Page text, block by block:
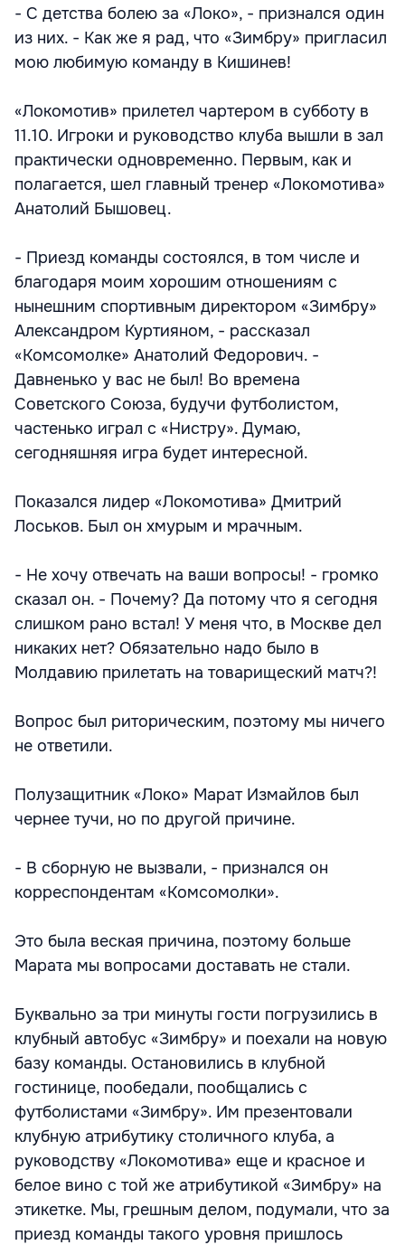
- С детства болею за «Локо», - признался один
из них. - Как же я рад, что «Зимбру» пригласил
мою любимую команду в Кишинев!
«Локомотив» прилетел чартером в субботу в
11.10. Игроки и руководство клуба вышли в зал
практически одновременно. Первым, как и
полагается, шел главный тренер «Локомотива»
Анатолий Бышовец.
- Приезд команды состоялся, в том числе и
благодаря моим хорошим отношениям с
нынешним спортивным директором «Зимбру»
Александром Куртияном, - рассказал
«Комсомолке» Анатолий Федорович. -
Давненько у вас не был! Во времена
Советского Союза, будучи футболистом,
частенько играл с «Нистру». Думаю,
сегодняшняя игра будет интересной.
Показался лидер «Локомотива» Дмитрий
Лоськов. Был он хмурым и мрачным.
- Не хочу отвечать на ваши вопросы! - громко
сказал он. - Почему? Да потому что я сегодня
слишком рано встал! У меня что, в Москве дел
никаких нет? Обязательно надо было в
Молдавию прилетать на товарищеский матч?!
Вопрос был риторическим, поэтому мы ничего
не ответили.
Полузащитник «Локо» Марат Измайлов был
чернее тучи, но по другой причине.
- В сборную не вызвали, - признался он
корреспондентам «Комсомолки».
Это была веская причина, поэтому больше
Марата мы вопросами доставать не стали.
Буквально за три минуты гости погрузились в
клубный автобус «Зимбру» и поехали на новую
базу команды. Остановились в клубной
гостинице, пообедали, пообщались с
футболистами «Зимбру». Им презентовали
клубную атрибутику столичного клуба, а
руководству «Локомотива» еще и красное и
белое вино с той же атрибутикой «Зимбру» на
этикетке. Мы, грешным делом, подумали, что за
приезд команды такого уровня пришлось